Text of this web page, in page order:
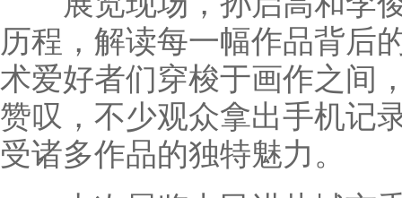
历程，解读每一幅作品背后
术爱好者们穿梭于画作之间
赞叹，不少观众拿出手机记
受诸多作品的独特魅力。